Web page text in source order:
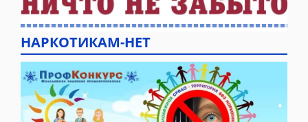
НАРКОТИКАМ-НЕТ